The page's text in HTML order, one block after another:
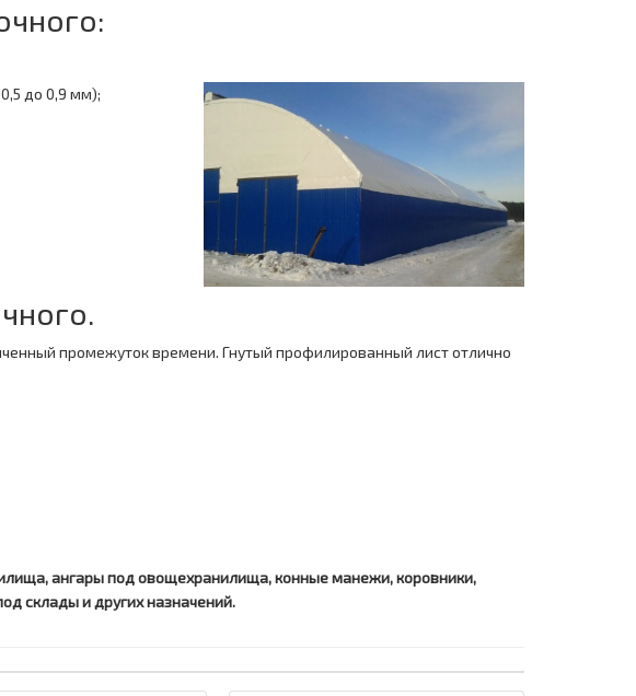
до 0,9 мм);
промежуток времени. Гнутый профилированный лист отлично
ангары под овощехранилища, конные манежи, коровники,
склады и других назначений.